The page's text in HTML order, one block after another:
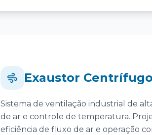
Exaustor Centrífugo
Sistema de ventilação industrial de
de ar e controle de temperatura.
eficiência de fluxo de ar e operação